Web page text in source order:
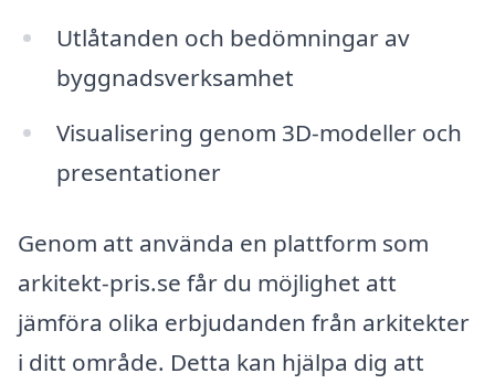
Utlåtanden och bedömningar av
byggnadsverksamhet
Visualisering genom 3D-modeller och
presentationer
Genom att använda en plattform som
arkitekt-pris.se får du möjlighet att
jämföra olika erbjudanden från arkitekter
i ditt område. Detta kan hjälpa dig att